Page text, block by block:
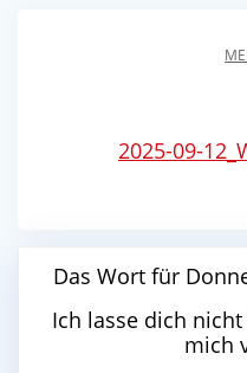
2025-09-
Das Wort für
Ich lasse dich
mich